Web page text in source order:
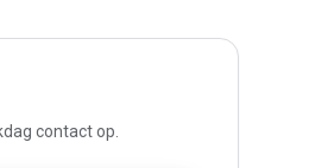
contact op.